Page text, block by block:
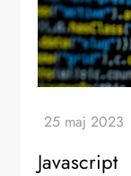
Javascript